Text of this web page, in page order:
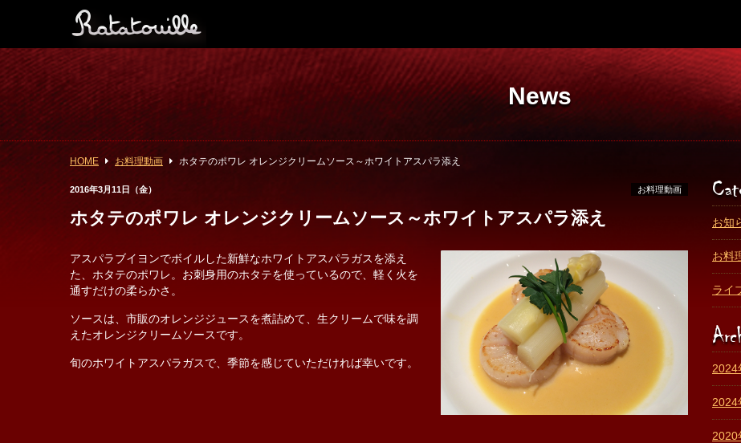
News
HOME お料理動画 ホタテのポワレ オレンジクリームソース～ホワイトアスパラ添え
2016年3月11日（金） お料理動画
ホタテのポワレ オレンジクリームソース～ホワイトアスパラ添え
アスパラブイヨンでボイルした新鮮なホワイトアスパラガスを添え
た、ホタテのポワレ。お刺身用のホタテを使っているので、軽く火を
通すだけの柔らかさ。
ソースは、市販のオレンジジュースを煮詰めて、生クリームで味を調
えたオレンジクリームソースです。
旬のホワイトアスパラガスで、季節を感じていただければ幸いです。
お知
お料
ライ
2024
2024
2020